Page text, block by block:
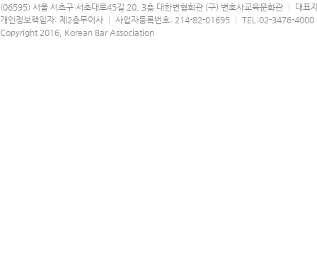
(06595) 서울 서초구 서초대로45길 20, 3층 대한변협회관 (구) 변호사교육문화관 │ 대표
개인정보책임자: 제2총무이사 │ 사업자등록번호: 214-82-01695 │ TEL:02-3476-
Copyright 2016, Korean Bar Association